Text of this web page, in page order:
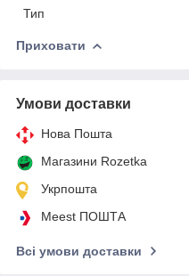
Тип
Приховати
Умови доставки
Нова Пошта
Магазини Rozetka
Укрпошта
Meest ПОШТА
Всі умови доставки